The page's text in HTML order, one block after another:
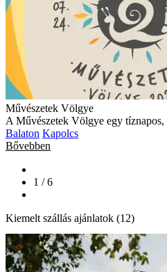
Művészetek Völgye
A Művészetek Völgye egy tíznapos,
Balaton Kapolcs
Bővebben
1 / 6
Kiemelt szállás ajánlatok (12)